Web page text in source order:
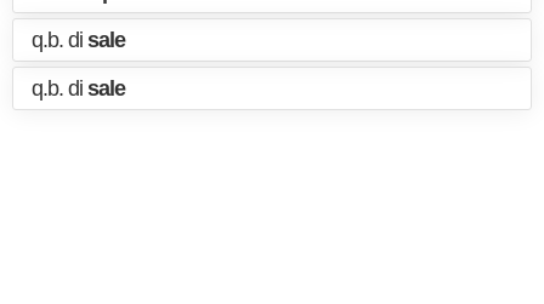
q.b. di sale
q.b. di sale